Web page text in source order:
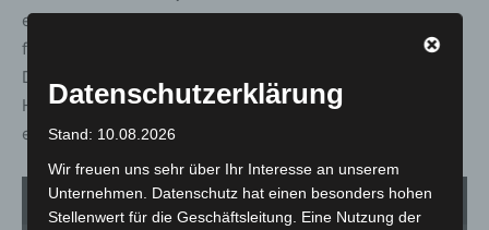
etwa 10.000 Quadratmeter große Anlage ist nahezu
fertiggestellt und die Zufahrt zum Gymnasium umgebaut.
Derzeit wird der Rad- und Gehweg an der Theodor-
Heuss-Straße erweitert und die letzte Bushaltestelle
errichtet.
1von 8
Datenschutzerklärung
Stand: 10.08.2026
Wir freuen uns sehr über Ihr Interesse an unserem
Unternehmen. Datenschutz hat einen besonders hohen
Stellenwert für die Geschäftsleitung. Eine Nutzung der